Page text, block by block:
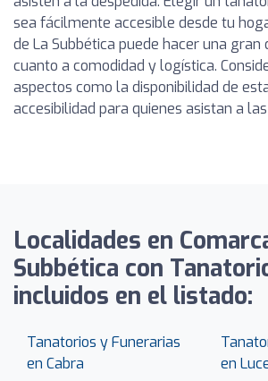
sea fácilmente accesible desde tu
de La Subbética puede hacer una gran
cuanto a comodidad y logística.
aspectos como la disponibilidad de
accesibilidad para quienes asistan a
Localidades en
Subbética con
incluidos en el listado:
Tanatorios y Funerarias
en Cabra
en